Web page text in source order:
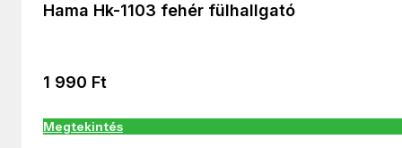
Hama Hk-1103 fehér fülhallgató
1 990 Ft
Megtekintés